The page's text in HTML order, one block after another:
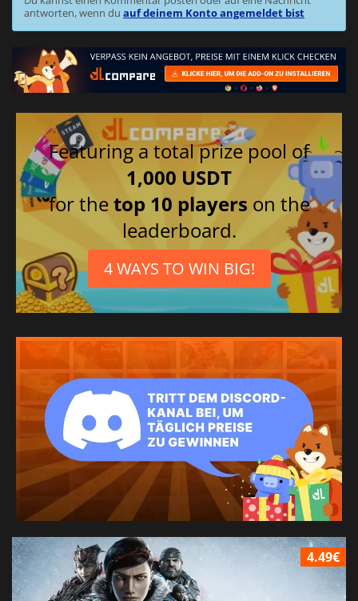
antworten, wenn du auf deinem Konto angemeldet bist
Featuring a total prize pool of
1,000 USDT
for thetop 10 players on the
leaderboard.
4 WAYS TO WIN BIG!
4.49€